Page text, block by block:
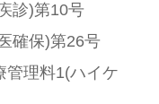
診)第10号
確保)第26号
管理料1(ハイケ